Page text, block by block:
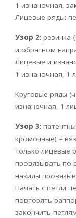
1 изнаночная,
Лицевые ряды:
Узор 2: резинка
и обратном
Лицевые и
1 изнаночная, 1
Круговые ряды
изнаночная, 1
Узор 3:
кромочные) =
только лицевые
провязывать по
накиды
Начать с петли
повторять
закончить